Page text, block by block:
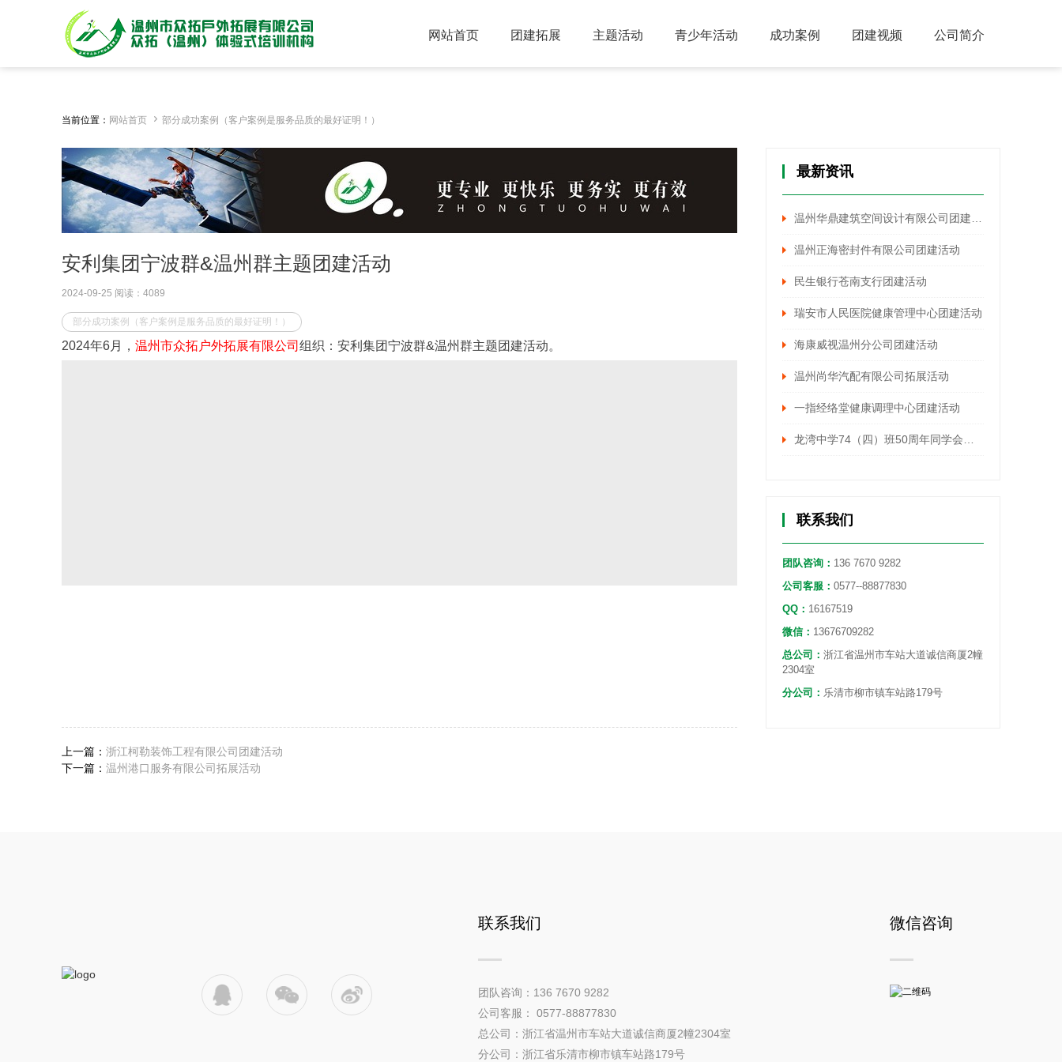
网站首页 团建拓展 主题活动 青少年活动 成功案例 团建视频 公司简介
当前位置： 网站首页  部分成功案例（客户案例是服务品质的最好证明！）
安利集团宁波群&温州群主题团建活动
2024-09-25 阅读：4089
部分成功案例（客户案例是服务品质的最好证明！）
2024年6月， 温州市众拓户外拓展有限公司 组织：安利集团宁波群&温州群主题团建活动。
上一篇： 浙江柯勒装饰工程有限公司团建活动
下一篇： 温州港口服务有限公司拓展活动
最新资讯
温州正海密封件有限公司团建活动
民生银行苍南支行团建活动
瑞安市人民医院健康管理中心团建活动
海康威视温州分公司团建活动
温州尚华汽配有限公司拓展活动
一指经络堂健康调理中心团建活动
联系我们
团队咨询： 136 7670 9282
公司客服： 0577--88877830
QQ： 16167519
微信： 13676709282
总公司： 浙江省温州市车站大道诚信商厦2幢
2304室
分公司： 乐清市柳市镇车站路179号
联系我们
团队咨询：136 7670 9282
公司客服： 0577-88877830
总公司：浙江省温州市车站大道诚信商厦2幢2304室
分公司：浙江省乐清市柳市镇车站路179号
微信咨询